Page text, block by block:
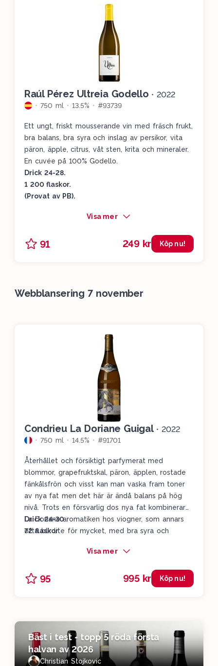
Raúl Pérez Ultreia Godello • 2022
750 ml 13.5% #93739
Ett ungt, friskt mousserande vin med fräsch frukt,
bra balans, bra syra och inslag av persikor, vita
päron, äpple, citrus, våt sten, krita och mineraler.
En cuvée på 100% Godello.
Drick 24-28.
1 200 flaskor.
(Provat av PB).
Visa mer
91 249 kr Köp nu!
Webblansering 7 november
Condrieu La Doriane Guigal • 2022
750 ml 14.5% #91701
Återhållet och försiktigt parfymerat med
blommor, grapefruktskal, päron, äpplen, rostade
fänkålsfrön och visst kan man vaska fram toner
av nya fat men det här är ändå balans på hög
nivå. Trots en försvarlig dos nya fat kombinerar
La Doriane aromatiken hos viogner, som annars
ofta blir lite för mycket, med bra syra och
en härlig harmoni och elegans. En av de bästa ”la
Drick 24-30
72 flaskor
Visa mer
95 995 kr Köp nu!
Bäst i test - topp 5 röda första
halvan av 2026
Christian Stojkovic